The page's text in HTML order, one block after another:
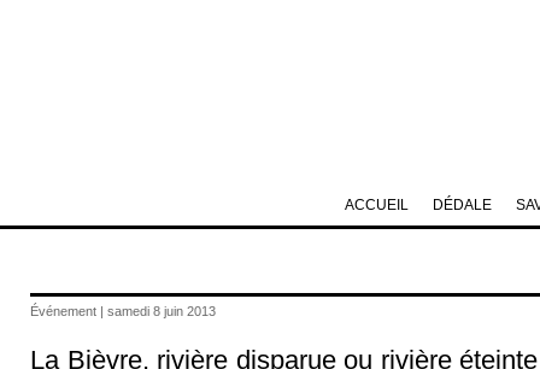
Événement | samedi 8 juin 2013
La Bièvre, rivière disparue ou rivière
DÉDALE
ACCUEIL